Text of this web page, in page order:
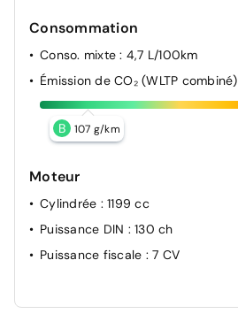
Consommation
Conso. mixte: 4,7 L/100km
Émission de CO₂ (WLTP combiné)
B 107 g/km
Moteur
Cylindrée : 1199 cc
Puissance DIN : 130 ch
Puissance fiscale : 7 CV